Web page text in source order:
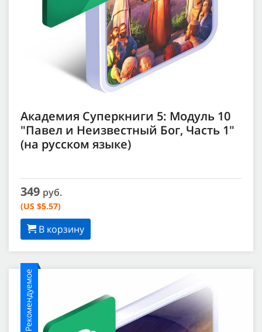
Академия Суперкниги 5: Модуль 10
"Павел и Неизвестный Бог, Часть 1"
(на русском языке)
349 руб.
(US $5.57)
В корзину
Рекомендуемое